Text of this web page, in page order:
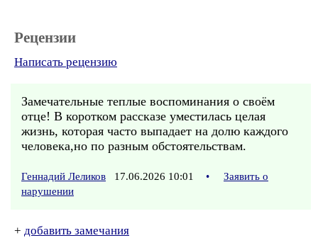
Рецензии
Написать рецензию
Замечательные теплые воспоминания о своём
отце! В коротком рассказе уместилась целая
жизнь, которая часто выпадает на долю каждого
человека,но по разным обстоятельствам.
Геннадий Леликов 17.06.2026 10:01 •
Заявить о
нарушении
+ добавить замечания